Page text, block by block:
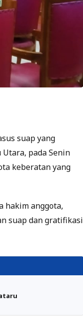
suap yang
pada Senin
keberatan yang
hakim anggota,
suap dan gratifikasi